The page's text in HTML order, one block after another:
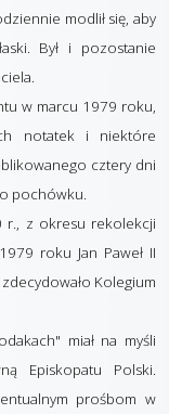
modlił się, aby
Był i pozostanie
w marcu 1979 roku,
notatek i niektóre
cztery dni
pochówku.
r., z okresu rekolekcji
roku Jan Paweł II
Kolegium
miał na myśli
Episkopatu Polski.
prośbom w